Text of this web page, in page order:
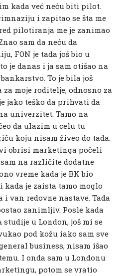
kada već neću biti pilot.
i zapitao se šta me
pilotiranja me je zanimao
sam da neću da
FON je tada još bio u
je danas i ja sam otišao na
To je bila još
za moje roditelje, odnosno za
jako teško da prihvati da
univerzitet. Tamo na
da ulazim u celu tu
koju nisam živeo do tada.
obrisi marketinga počeli
na različite dodatne
vreme kada je BK bio
je zaista tamo moglo
i van redovne nastave. Tada
zanimljiv. Posle kada
studije u London, još mi se
pod kožu iako sam sve
business, nisam išao
I onda sam u Londonu
potom se vratio